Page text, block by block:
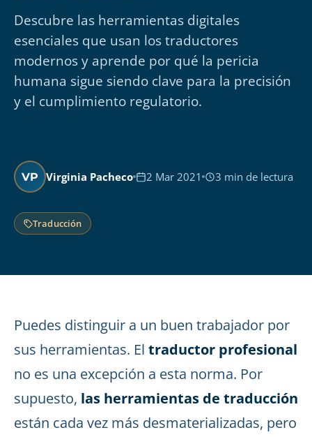
Descubre las herramientas digitales
esenciales que usan los traductores
modernos y aprende por qué la pericia
humana sigue siendo clave para la precisión
y el cumplimiento regulatorio.
VP Virginia Pacheco 2 Mar 2021 3 min de lectura
Traducción
Puedes distinguir a un buen trabajador por
sus herramientas. El traductor profesional
no es una excepción a esta norma. Por
supuesto, las herramientas de traducción
están cada vez más desmaterializadas, pero